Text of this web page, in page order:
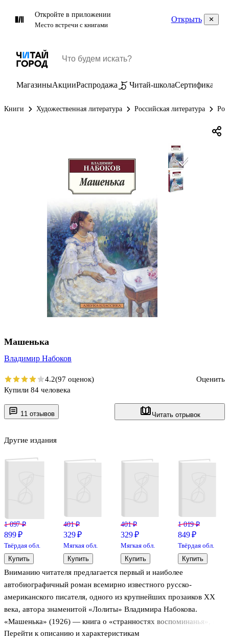
Откройте в приложении
Место встречи с книгами
Открыть
МагазиныАкцииРаспродажа Читай-школаСертификаты
Книги Художественная литература Российская литература
11 отзывов Читать отрывок
Вниманию читателя предлагается первый и наиболее
автобиографичный роман всемирно известного русско-
американского писателя, одного из крупнейших прозаиков XX
века, автора знаменитой «Лолиты» Владимира Набокова.
«Машенька» (1926) — книга о «странностях воспоминанья», о
прихотливом переплетении жизненных узоров прошлого и
Перейти к описанию и характеристикам
Другие издания
1 097 ₽
899 ₽
Твёрдая обл.
Купить
401 ₽
329 ₽
Мягкая обл.
Купить
401 ₽
329 ₽
Мягкая обл.
Купить
1 019 ₽
849 ₽
Твёрдая обл.
Купить
Машенька
Владимир Набоков
4.2(97 оценок)
Оценить
Купили 84 человека